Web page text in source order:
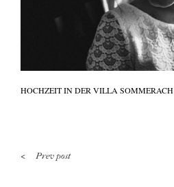
HOCHZEIT IN DER VILLA SOMMERACH
< Prev post